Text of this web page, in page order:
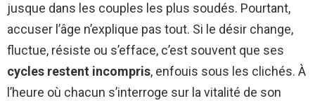
jusque dans les couples les plus soudés. Pourtant,
accuser l’âge n’explique pas tout. Si le désir change,
fluctue, résiste ou s’efface, c’est souvent que ses
cycles restent incompris, enfouis sous les clichés. À
l’heure où chacun s’interroge sur la vitalité de son